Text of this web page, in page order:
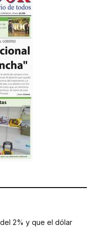
2% y que el dólar